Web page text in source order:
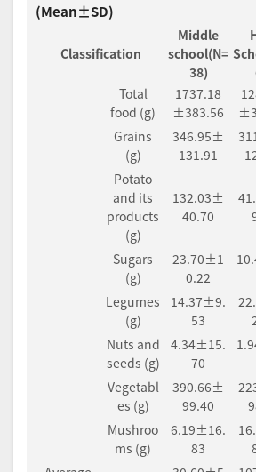
(Mean±SD)
Classification
Middle
school(N=
38)
Total
food (g)
1737.18
±383.56
Grains
(g)
346.95±
131.91
Potato
and its
products
(g)
132.03±
40.70
Sugars
(g)
23.70±1
0.22
Legumes
(g)
14.37±9.
53
Nuts and
seeds (g)
4.34±15.
70
Vegetabl
es (g)
390.66±
99.40
Mushroo
ms (g)
6.19±16.
83